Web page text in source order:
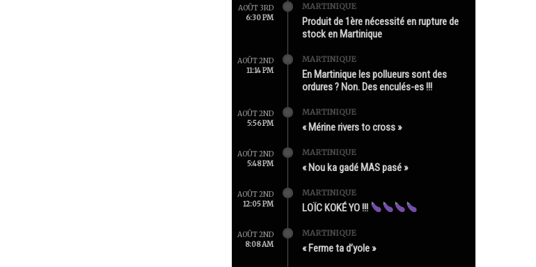
AOÛT 3RD
6:30 PM
MARTINIQUE
Produit de 1ère nécessité en rupture de
stock en Martinique
AOÛT 2ND
11:14 PM
MARTINIQUE
En Martinique les pollueurs sont des
ordures ? Non. Des enculés-es !!!
AOÛT 2ND
5:56 PM
MARTINIQUE
« Mérine rivers to cross »
AOÛT 2ND
5:48 PM
MARTINIQUE
« Nou ka gadé MAS pasé »
AOÛT 2ND
12:05 PM
MARTINIQUE
LOÏC KOKÉ YO !!!
AOÛT 2ND
8:08 AM
MARTINIQUE
« Ferme ta d’yole »